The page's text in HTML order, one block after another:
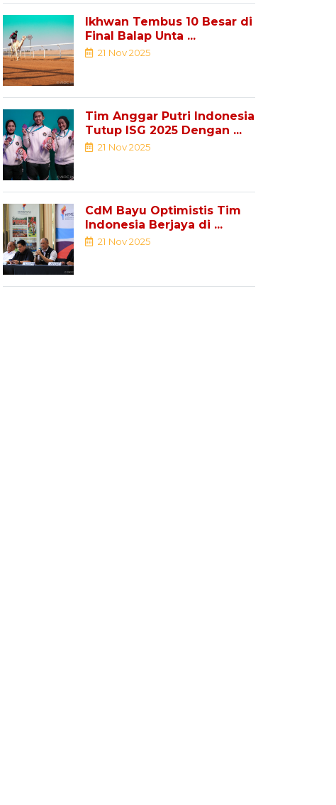
Ikhwan Tembus 10 Besar di
Final Balap Unta ...
21 Nov 2025
Tim Anggar Putri Indonesia
Tutup ISG 2025 Dengan ...
21 Nov 2025
CdM Bayu Optimistis Tim
Indonesia Berjaya di ...
21 Nov 2025